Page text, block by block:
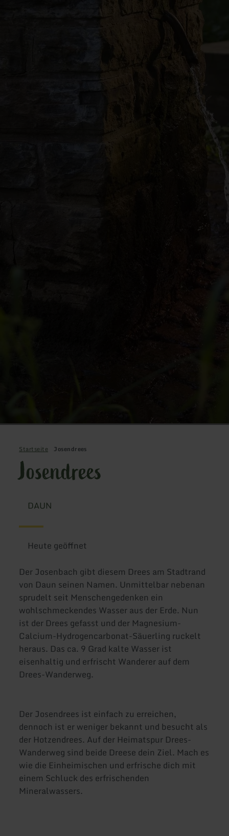
Startseite Josendrees
Josendrees
DAUN
Heute geöffnet
Der Josenbach gibt diesem Drees am Stadtrand
von Daun seinen Namen. Unmittelbar nebenan
sprudelt seit Menschengedenken ein
wohlschmeckendes Wasser aus der Erde. Nun
ist der Drees gefasst und der Magnesium-
Calcium-Hydrogencarbonat-Säuerling ruckelt
heraus. Das ca. 9 Grad kalte Wasser ist
eisenhaltig und erfrischt Wanderer auf dem
Drees-Wanderweg.
Der Josendrees ist einfach zu erreichen,
dennoch ist er weniger bekannt und besucht als
der Hotzendrees. Auf der Heimatspur Drees-
Wanderweg sind beide Dreese dein Ziel. Mach es
wie die Einheimischen und erfrische dich mit
einem Schluck des erfrischenden
Mineralwassers.